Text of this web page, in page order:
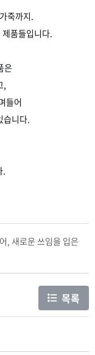
죽까지.
품들입니다.
은
,
들어
습니다.
.
, 새로운 쓰임을 입은
목록